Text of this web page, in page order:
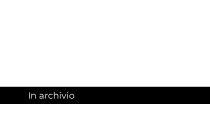
In archivio